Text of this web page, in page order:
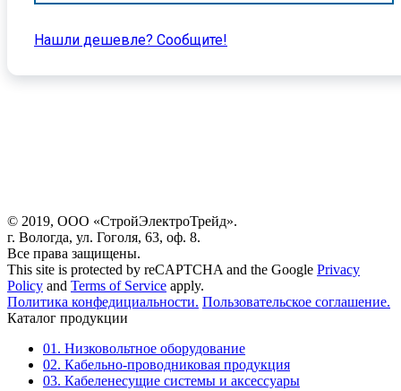
Нашли дешевле? Cообщите!
© 2019, ООО «СтройЭлектроТрейд».
г. Вологда, ул. Гоголя, 63, оф. 8.
Все права защищены.
This site is protected by reCAPTCHA and the Google Privacy
Policy and Terms of Service apply.
Политика конфедициальности. Пользовательское соглашение.
Каталог продукции
01. Низковольтное оборудование
02. Кабельно-проводниковая продукция
03. Кабеленесущие системы и аксессуары